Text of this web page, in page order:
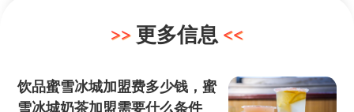
更多信息
饮品蜜雪冰城加盟费多少钱，蜜
雪冰城奶茶加盟需要什么条件